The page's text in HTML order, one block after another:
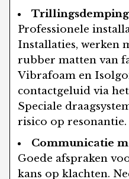
Professionele
Installaties, werken
rubber matten van
Vibrafoam en
contactgeluid via
Speciale
risico op resonantie.
Communicatie
Goede afspraken
kans op klachten.